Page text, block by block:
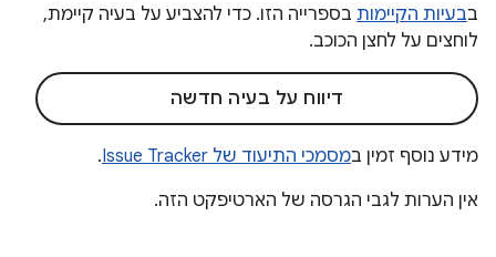
בבעיות הקיימות בספרייה הזו. כדי להצביע על בעיה קיימת,
לוחצים על לחצן הכוכב.
דיווח על בעיה חדשה
מידע נוסף זמין במסמכי התיעוד של Issue Tracker
.
אין הערות לגבי הגרסה של הארטיפקט הזה.